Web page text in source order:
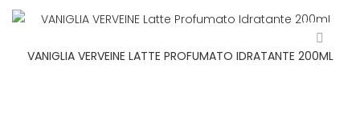
VANIGLIA VERVEINE LATTE PROFUMATO IDRATANTE 200ML